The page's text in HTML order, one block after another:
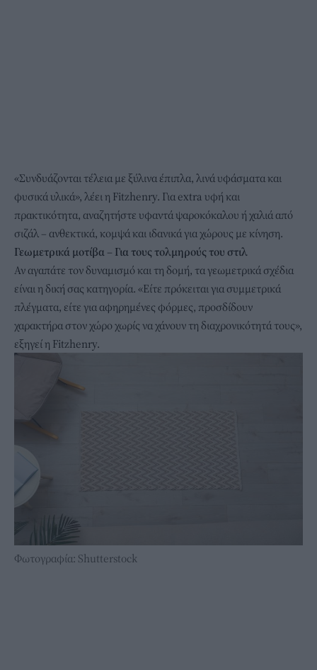
«Συνδυάζονται τέλεια με ξύλινα έπιπλα, λινά υφάσματα και
φυσικά υλικά», λέει η Fitzhenry. Για extra υφή και
πρακτικότητα, αναζητήστε υφαντά ψαροκόκαλου ή χαλιά από
σιζάλ – ανθεκτικά, κομψά και ιδανικά για χώρους με κίνηση.
Γεωμετρικά μοτίβα – Για τους τολμηρούς του στιλ
Αν αγαπάτε τον δυναμισμό και τη δομή, τα γεωμετρικά σχέδια
είναι η δική σας κατηγορία. «Είτε πρόκειται για συμμετρικά
πλέγματα, είτε για αφηρημένες φόρμες, προσδίδουν
χαρακτήρα στον χώρο χωρίς να χάνουν τη διαχρονικότητά τους»,
εξηγεί η Fitzhenry.
Φωτογραφία: Shutterstock